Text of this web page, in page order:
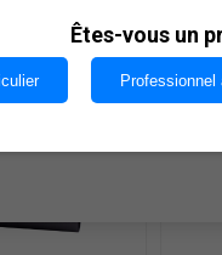
Êtes-vous un